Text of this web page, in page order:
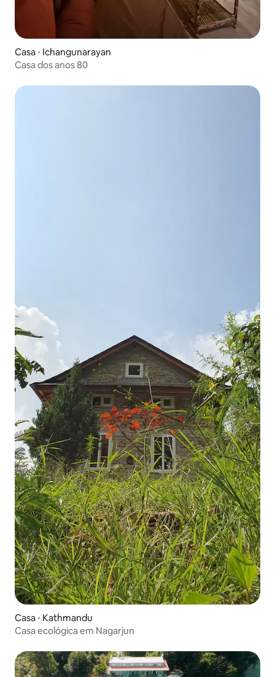
Casa ⋅ Ichangunarayan
Casa dos anos 80
Casa ⋅ Kathmandu
Casa ecológica em Nagarjun